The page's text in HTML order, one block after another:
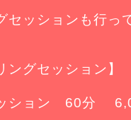
セッションも行っ
ングセッション】
ッション 60分